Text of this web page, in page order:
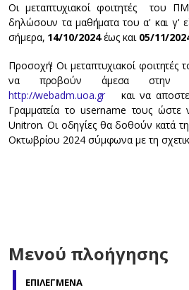
Οι μεταπτυχιακοί φοιτητές του
δηλώσουν τα μαθήματα του α' και γ'
σήμερα, 14/10/2024έως και05/11/
Προσοχή! Οι μεταπτυχιακοί φοιτητές
να προβούν άμεσα στην
http://webadm.uoa.gr και να
Γραμματεία το username τους
Unitron. Οι οδηγίες θα δοθούν κατά
Οκτωβρίου 2024 σύμφωνα με τη
Μενού πλοήγησης
ΕΠΙΛΕΓΜΕΝΑ